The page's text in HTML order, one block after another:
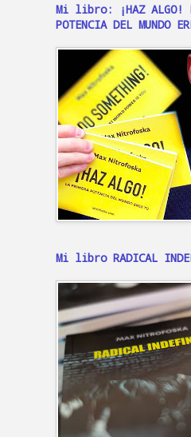
Mi libro: ¡HAZ ALGO!
POTENCIA DEL MUNDO
Mi libro RADICAL